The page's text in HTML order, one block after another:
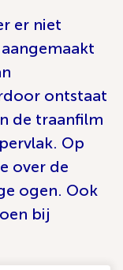
er niet
ontstaat
de traanfilm
Op
over de
ogen. Ook
bij